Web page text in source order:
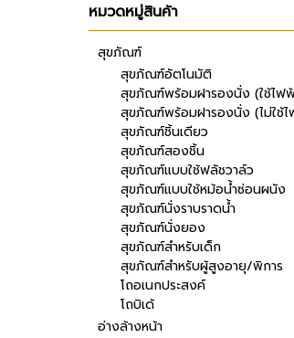
หมวดหมู่สินค้า
สุขภัณฑ์
สุขภัณฑ์อัตโนมัติ
สุขภัณฑ์พร้อมฝารองนั่ง (ใช้ไฟ
สุขภัณฑ์พร้อมฝารองนั่ง (ไม่ใช้
สุขภัณฑ์ชิ้นเดียว
สุขภัณฑ์สองชิ้น
สุขภัณฑ์แบบใช้ฟลัชวาล์ว
สุขภัณฑ์แบบใช้หม้อน้ำซ่อนผนัง
สุขภัณฑ์นั่งราบราดน้ำ
สุขภัณฑ์นั่งยอง
สุขภัณฑ์สำหรับเด็ก
สุขภัณฑ์สำหรับผู้สูงอายุ/พิการ
โถอเนกประสงค์
โถบิเด้
อ่างล้างหน้า